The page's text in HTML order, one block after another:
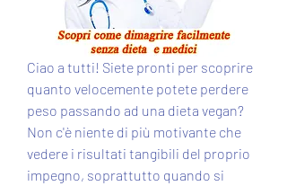
Ciao a tutti! Siete pronti per scoprire
quanto velocemente potete perdere
peso passando ad una dieta vegan?
Non c'è niente di più motivante che
vedere i risultati tangibili del proprio
impegno, soprattutto quando si